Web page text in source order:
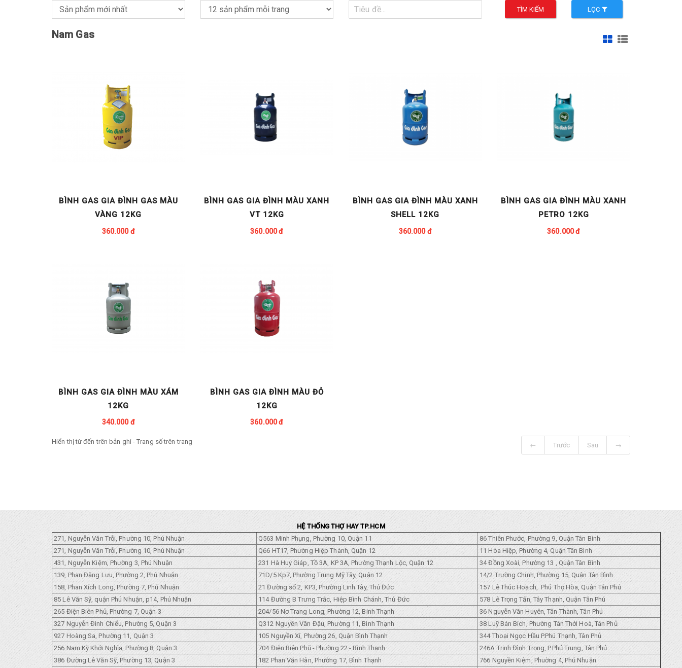
TÌM KIẾM LỌC
Nam Gas
BÌNH GAS GIA ĐÌNH GAS MÀU
VÀNG 12KG
360.000 đ
BÌNH GAS GIA ĐÌNH MÀU XANH
VT 12KG
360.000 đ
BÌNH GAS GIA ĐÌNH MÀU XANH
SHELL 12KG
360.000 đ
BÌNH GAS GIA ĐÌNH MÀU XANH
PETRO 12KG
360.000 đ
BÌNH GAS GIA ĐÌNH MÀU XÁM
12KG
340.000 đ
BÌNH GAS GIA ĐÌNH MÀU ĐỎ
12KG
360.000 đ
Hiển thị từđếntrên bản ghi - Trang sốtrêntrang ← Trước Sau →
HỆ THỐNG THỢ HAY TP.HCM
271, Nguyễn Văn Trỗi, Phường 10, Phú Nhuận
Q563 Minh Phụng, Phường 10, Quận 11
86 Thiên Phước, Phường 9, Quận Tân Bình
271, Nguyễn Văn Trỗi, Phường 10, Phú Nhuận
Q66 HT17, Phường Hiệp Thành, Quận 12
11 Hòa Hiệp, Phường 4, Quận Tân Bình
431, Nguyễn Kiệm, Phường 3, Phú Nhuận
231 Hà Huy Giáp, Tồ 3A, KP 3A, Phường Thạnh Lộc, Quận 12
34 Đồng Xoài, Phường 13 , Quận Tân Bình
139, Phan Đăng Lưu, Phường 2, Phú Nhuận
71D/5 Kp7, Phường Trung Mỹ Tây, Quận 12
14/2 Trường Chinh, Phường 15, Quận Tân Bình
158, Phan Xích Long, Phường 7, Phú Nhuận
21 Đường số 2, KP3, Phường Linh Tây, Thủ Đức
157 Lê Thúc Hoạch, Phú Thọ Hòa, Quận Tân Phú
85 Lê Văn Sỹ, quận Phú Nhuận, p14, Phú Nhuận
114 Đường B Trưng Trắc, Hiệp Bình Chánh, Thủ Đức
578 Lê Trọng Tấn, Tây Thạnh, Quận Tân Phú
265 Điện Biên Phủ, Phường 7, Quận 3
204/56 Nơ Trang Long, Phường 12, Binh Thạnh
36 Nguyễn Văn Huyên, Tân Thành, Tân Phú
327 Nguyễn Đình Chiểu, Phường 5, Quận 3
Q312 Nguyền Văn Đậu, Phường 11, Bình Thạnh
38 Luỹ Bán Bích, Phường Tân Thới Hoà, Tân Phủ
927 Hoàng Sa, Phường 11, Quận 3
105 Nguyền Xí, Phường 26, Quận Bình Thạnh
344 Thoại Ngọc Hầu P.Phú Thạnh, Tân Phủ
256 Nam Kỳ Khởi Nghĩa, Phường 8, Quận 3
704 Điện Biên Phũ - Phường 22 - Bình Thạnh
246A Trịnh Đình Trọng, P.Phủ Trung, Tân Phủ
386 Đường Lê Văn Sỹ, Phường 13, Quận 3
182 Phan Văn Hân, Phường 17, Bình Thạnh
766 Nguyền Kiệm, Phuờng 4, Phủ Nhuận